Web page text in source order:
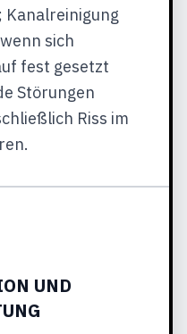
Kanalreinigung
sich
fest gesetzt
Störungen
Riss im
UND